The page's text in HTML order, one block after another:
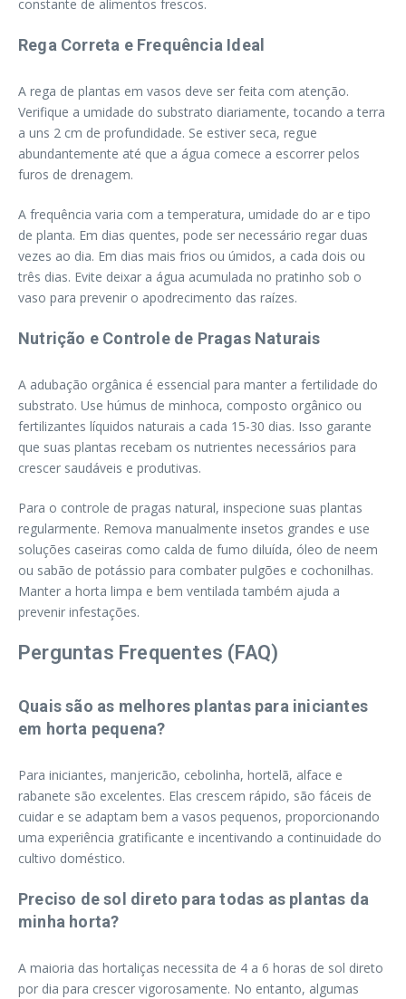
constante de alimentos frescos.
Rega Correta e Frequência Ideal
A rega de plantas em vasos deve ser feita com atenção.
Verifique a umidade do substrato diariamente, tocando a terra
a uns 2 cm de profundidade. Se estiver seca, regue
abundantemente até que a água comece a escorrer pelos
furos de drenagem.
A frequência varia com a temperatura, umidade do ar e tipo
de planta. Em dias quentes, pode ser necessário regar duas
vezes ao dia. Em dias mais frios ou úmidos, a cada dois ou
três dias. Evite deixar a água acumulada no pratinho sob o
vaso para prevenir o apodrecimento das raízes.
Nutrição e Controle de Pragas Naturais
A adubação orgânica é essencial para manter a fertilidade do
substrato. Use húmus de minhoca, composto orgânico ou
fertilizantes líquidos naturais a cada 15-30 dias. Isso garante
que suas plantas recebam os nutrientes necessários para
crescer saudáveis e produtivas.
Para o controle de pragas natural, inspecione suas plantas
regularmente. Remova manualmente insetos grandes e use
soluções caseiras como calda de fumo diluída, óleo de neem
ou sabão de potássio para combater pulgões e cochonilhas.
Manter a horta limpa e bem ventilada também ajuda a
prevenir infestações.
Perguntas Frequentes (FAQ)
Quais são as melhores plantas para iniciantes
em horta pequena?
Para iniciantes, manjericão, cebolinha, hortelã, alface e
rabanete são excelentes. Elas crescem rápido, são fáceis de
cuidar e se adaptam bem a vasos pequenos, proporcionando
uma experiência gratificante e incentivando a continuidade do
cultivo doméstico.
Preciso de sol direto para todas as plantas da
minha horta?
A maioria das hortaliças necessita de 4 a 6 horas de sol direto
por dia para crescer vigorosamente. No entanto, algumas